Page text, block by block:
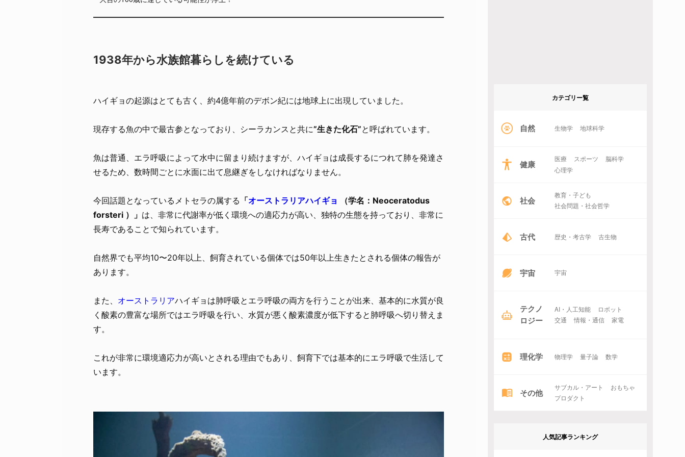
1938年から水族館暮らしを続けている
ハイギョの起源はとても古く、約4億年前のデボン紀には地球上に出現していました。
現存する魚の中で最古参となっており、シーラカンスと共に”生きた化石”と呼ばれています。
魚は普通、エラ呼吸によって水中に留まり続けますが、ハイギョは成長するにつれて肺を発達さ
せるため、数時間ごとに水面に出て息継ぎをしなければなりません。
今回話題となっているメトセラの属する 「オーストラリアハイギョ
（学名：Neoceratodus
forsteri ）」 は、非常に代謝率が低く環境への適応力が高い、独特の生態を持っており、非常に
長寿であることで知られています。
自然界でも平均10〜20年以上、飼育されている個体では50年以上生きたとされる個体の報告が
あります。
また、 オーストラリアハイギョは肺呼吸とエラ呼吸の両方を行うことが出来、基本的に水質が良
く酸素の豊富な場所ではエラ呼吸を行い、水質が悪く酸素濃度が低下すると肺呼吸へ切り替えま
す。
これが非常に環境適応力が高いとされる理由でもあり、飼育下では基本的にエラ呼吸で生活して
います。
カテゴリー覧
自然 生物学 地球科学
健康 医療 スポーツ
脳科学
心理学
社会
教育・子ども
社会問題・社会哲学
古代 歴史・考古学 古生物
宇宙 宇宙
テクノ
ロジー
AI・人工知能
ロボット
交通
情報・通信 家電
理化学 物理学 量子論 数学
その他 サブカル・アート
おもちゃ
プロダクト
人気記事ランキング